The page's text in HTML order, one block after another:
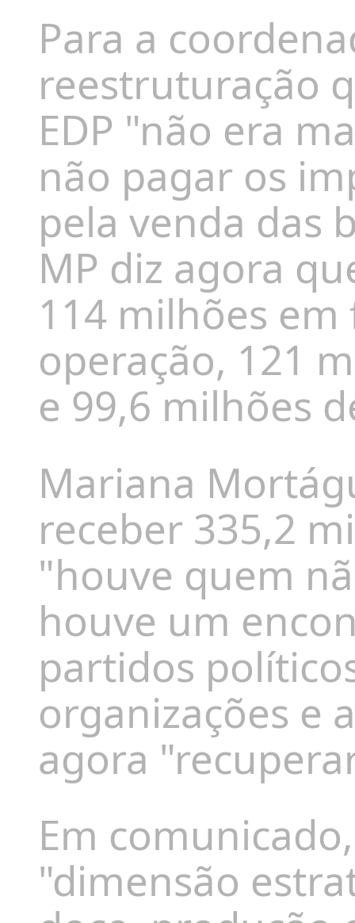
Para a
reestruturação
EDP "não era
não pagar os
pela venda das
MP diz agora
114 milhões
operação, 121
e 99,6 milhões
Mariana
receber 335,2
"houve quem
houve um
partidos
organizações e
agora
Em
"dimensão